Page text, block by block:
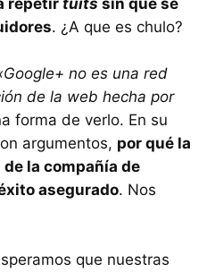
. ¿A que es chulo?
no es una red
de la web hecha por
forma de verlo. En su
argumentos, por qué la
la compañía de
asegurado. Nos
que nuestras